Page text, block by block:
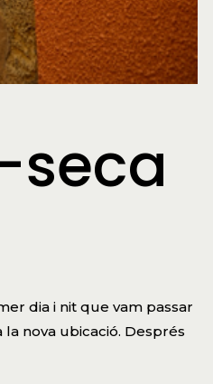
seca
dia i nit que vam passar
nova ubicació. Després